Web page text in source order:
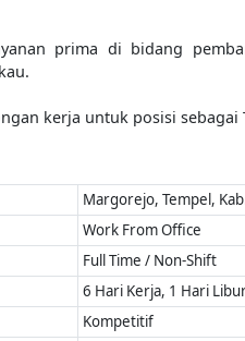
prima di bidang
kerja untuk posisi sebagai
Margorejo, Tempel,
Work From Office
Full Time / Non-Shift
6 Hari Kerja, 1 Hari
Kompetitif